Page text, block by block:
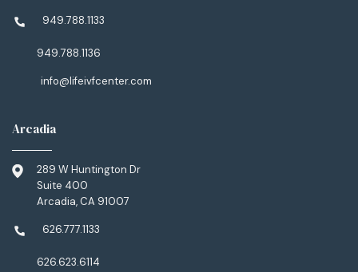
949.788.1133
949.788.1136
info@lifeivfcenter.com
Arcadia
289 W Huntington Dr
Suite 400
Arcadia, CA 91007
626.777.1133
626.623.6114